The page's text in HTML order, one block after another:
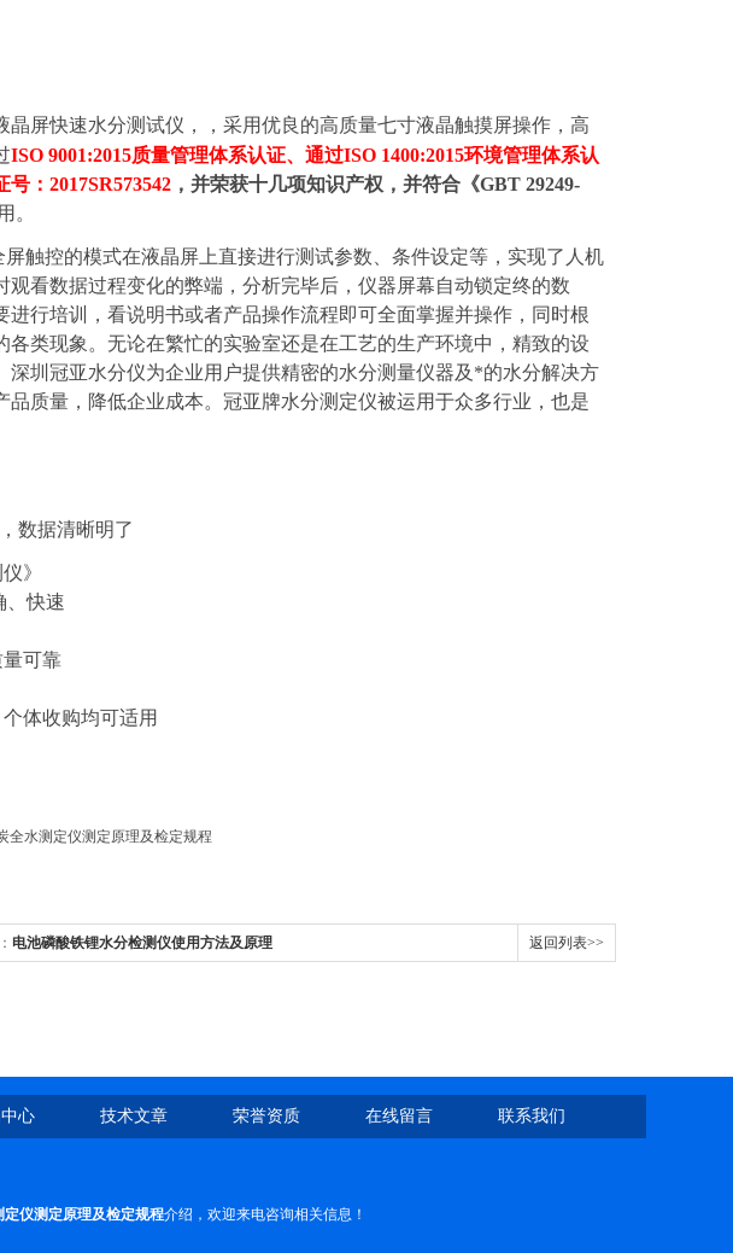
屏快速水分测试仪，，采用优良的高质量七寸液晶触摸屏操作，高
ISO 9001:2015质量管理体系认证、通过ISO 1400:2015环境管理体系认
号： 2017SR573542 ， 并荣获十几项知识产权 ，并符合《GBT 29249-
。
触控的模式在液晶屏上直接进行测试参数、条件设定等，实现了人机
看数据过程变化的弊端，分析完毕后，仪器屏幕自动锁定终的数
行培训，看说明书或者产品操作流程即可全面掌握并操作，同时根
类现象。无论在繁忙的实验室还是在工艺的生产环境中，精致的设
圳冠亚水分仪为企业用户提供精密的水分测量仪器及*的水分解决方
质量，降低企业成本。冠亚牌水分测定仪被运用于众多行业，也是
数据清晰明了
》
、快速
可靠
体收购均可适用
电池磷酸铁锂水分检测仪使用方法及原理 返回列表>>
心 技术文章 荣誉资质 在线留言 联系我们
仪测定原理及检定规程介绍，欢迎来电咨询相关信息！